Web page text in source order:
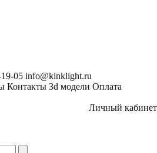
05 info@kinklight.ru
Контакты 3d модели Оплата
Личный кабинет